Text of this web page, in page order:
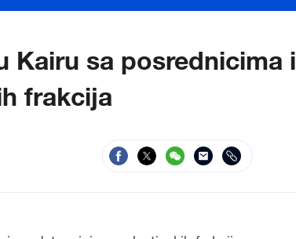
Kairu sa posrednicima i
frakcija